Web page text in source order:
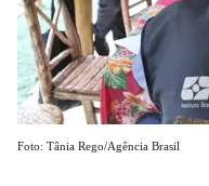
Foto: Tânia Rego/Agência Brasil